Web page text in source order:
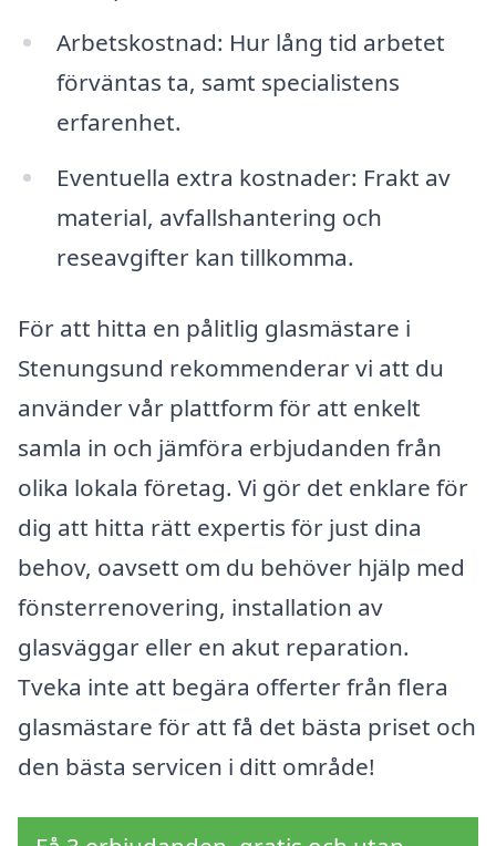
Arbetskostnad: Hur lång tid arbetet
förväntas ta, samt specialistens
erfarenhet.
Eventuella extra kostnader: Frakt av
material, avfallshantering och
reseavgifter kan tillkomma.
För att hitta en pålitlig glasmästare i
Stenungsund rekommenderar vi att du
använder vår plattform för att enkelt
samla in och jämföra erbjudanden från
olika lokala företag. Vi gör det enklare för
dig att hitta rätt expertis för just dina
behov, oavsett om du behöver hjälp med
fönsterrenovering, installation av
glasväggar eller en akut reparation.
Tveka inte att begära offerter från flera
glasmästare för att få det bästa priset och
den bästa servicen i ditt område!